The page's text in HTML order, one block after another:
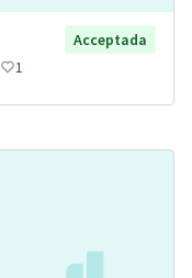
Acceptada
1